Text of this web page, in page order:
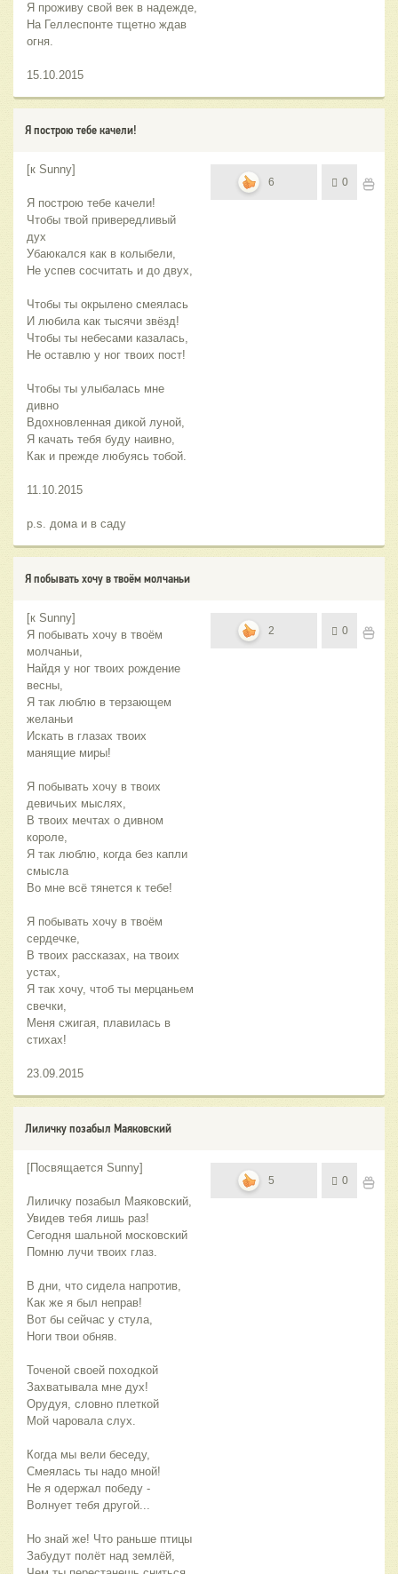
Я проживу свой век в надежде,
На Геллеспонте тщетно ждав
огня.
15.10.2015
Я построю тебе качели!
[к Sunny]
Я построю тебе качели!
Чтобы твой привередливый
дух
Убаюкался как в колыбели,
Не успев сосчитать и до двух,
Чтобы ты окрылено смеялась
И любила как тысячи звёзд!
Чтобы ты небесами казалась,
Не оставлю у ног твоих пост!
Чтобы ты улыбалась мне
дивно
Вдохновленная дикой луной,
Я качать тебя буду наивно,
Как и прежде любуясь тобой.
11.10.2015
p.s. дома и в саду
6 0
Я побывать хочу в твоём молчаньи
[к Sunny]
Я побывать хочу в твоём
молчаньи,
Найдя у ног твоих рождение
весны,
Я так люблю в терзающем
желаньи
Искать в глазах твоих
манящие миры!
Я побывать хочу в твоих
девичьих мыслях,
В твоих мечтах о дивном
короле,
Я так люблю, когда без капли
смысла
Во мне всё тянется к тебе!
Я побывать хочу в твоём
сердечке,
В твоих рассказах, на твоих
устах,
Я так хочу, чтоб ты мерцаньем
свечки,
Меня сжигая, плавилась в
стихах!
23.09.2015
2 0
Лиличку позабыл Маяковский
[Посвящается Sunny]
Лиличку позабыл Маяковский,
Увидев тебя лишь раз!
Сегодня шальной московский
Помню лучи твоих глаз.
В дни, что сидела напротив,
Как же я был неправ!
Вот бы сейчас у стула,
Ноги твои обняв.
Точеной своей походкой
Захватывала мне дух!
Орудуя, словно плеткой
Мой чаровала слух.
Когда мы вели беседу,
Смеялась ты надо мной!
Не я одержал победу -
Волнует тебя другой...
Но знай же! Что раньше птицы
Забудут полёт над землёй,
5 0